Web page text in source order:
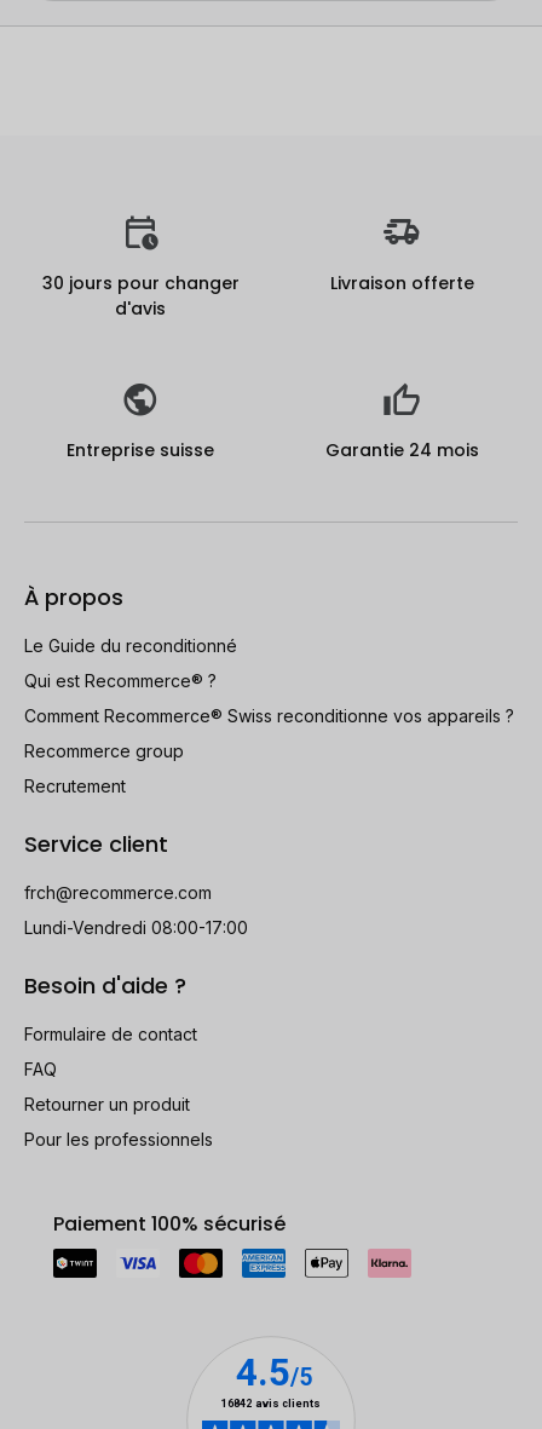
30 jours pour changer
d'avis
Livraison offerte
Entreprise suisse Garantie 24 mois
À propos
Le Guide du reconditionné
Qui est Recommerce® ?
Comment Recommerce® Swiss reconditionne vos appareils ?
Recommerce group
Recrutement
Service client
frch@recommerce.com
Lundi-Vendredi 08:00-17:00
Besoin d'aide ?
Formulaire de contact
FAQ
Retourner un produit
Pour les professionnels
Paiement 100% sécurisé